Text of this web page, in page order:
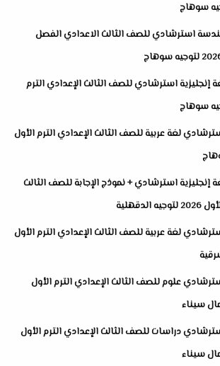
استرشادي للصف الثالث الاعدادي الفصل
إنجليزية استرشادي للصف الثالث الإعدادي الترم
لغة عربية للصف الثالث الإعدادي الترم الأول
إنجليزية استرشادي + نموذج الإجابة للصف الثالث
لغة عربية للصف الثالث الإعدادي الترم الأول
علوم للصف الثالث الإعدادي الترم الأول
دراسات للصف الثالث الإعدادي الترم الأول